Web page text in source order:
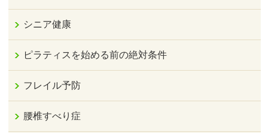
シニア健康
ピラティスを始める前の絶対条件
フレイル予防
腰椎すべり症